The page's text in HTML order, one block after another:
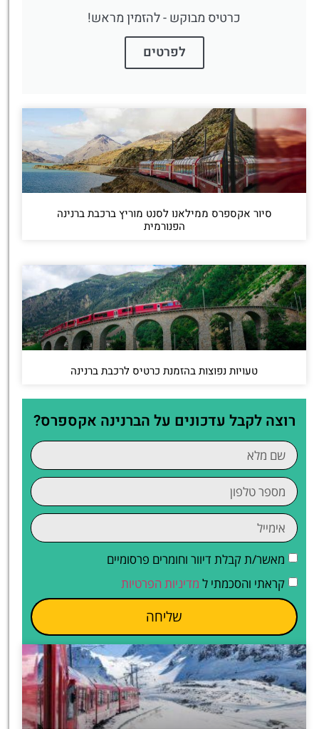
כרטיס מבוקש - להזמין מראש!
לפרטים
סיור אקספרס ממילאנו לסנט מוריץ ברכבת ברנינה
הפנורמית
טעויות נפוצות בהזמנת כרטיס לרכבת ברנינה
רוצה לקבל עדכונים על הברנינה אקספרס?
מאשר/ת קבלת דיוור וחומרים פרסומיים
קראתי והסכמתי ל מדיניות הפרטיות
שליחה